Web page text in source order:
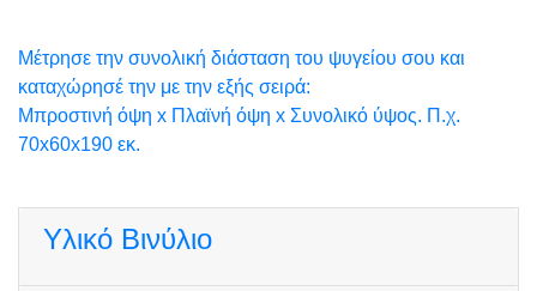
Μέτρησε την συνολική διάσταση του ψυγείου σου και
καταχώρησέ την με την εξής σειρά:
Μπροστινή όψη x Πλαϊνή όψη x Συνολικό ύψος. Π.χ.
70x60x190 εκ.
Υλικό Βινύλιο